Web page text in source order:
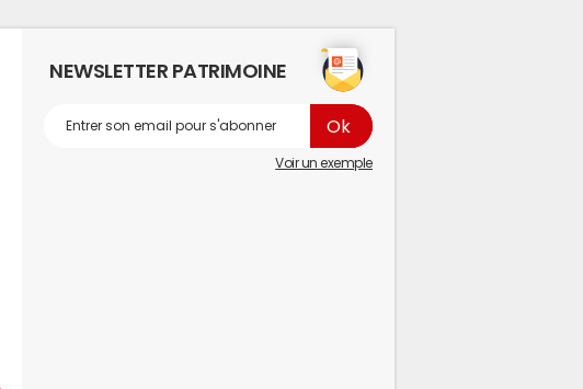
NEWSLETTER PATRIMOINE
Voir un exemple